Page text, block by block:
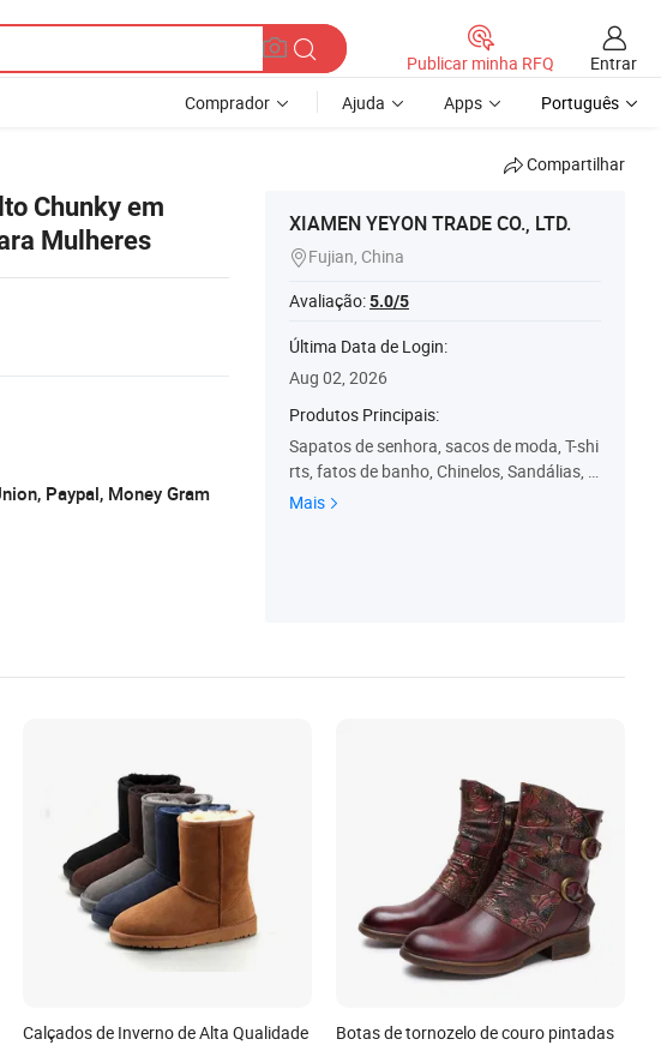
Publicar minha RFQ
Entrar
Comprador Ajuda Apps Português
Compartilhar
Chunky em
Mulheres
Paypal, Money Gram
XIAMEN YEYON TRADE CO., LTD.
Fujian, China
Avaliação:5.0/5
Última Data de Login:
Aug 02, 2026
Produtos Principais:
Sapatos de senhora, sacos de moda, T-shi
rts, fatos de banho, Chinelos, Sandálias, S
apatos LED
Mais
Calçados de Inverno de Alta Qualidade
Botas de tornozelo de couro pintadas